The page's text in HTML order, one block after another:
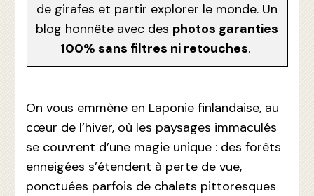
de girafes et partir explorer le monde. Un
blog honnête avec des photos garanties
100% sans filtres ni retouches.
On vous emmène en Laponie finlandaise, au
cœur de l’hiver, où les paysages immaculés
se couvrent d’une magie unique : des forêts
enneigées s’étendent à perte de vue,
ponctuées parfois de chalets pittoresques